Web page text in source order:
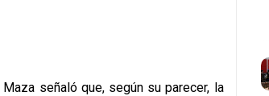
señaló que, según su parecer, la